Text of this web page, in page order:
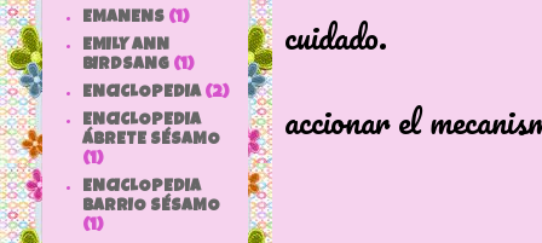
cuidado.
accionar el
EMANENS (1)
EMILY ANN
BIRDSANG (1)
ENCICLOPEDIA (2)
ENCICLOPEDIA
ÁBRETE SÉSAMO
(1)
ENCICLOPEDIA
BARRIO SÉSAMO
(1)